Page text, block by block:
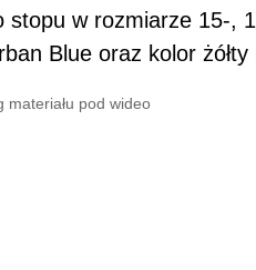
stopu w rozmiarze 15-,
Blue oraz kolor żółty
materiału pod wideo